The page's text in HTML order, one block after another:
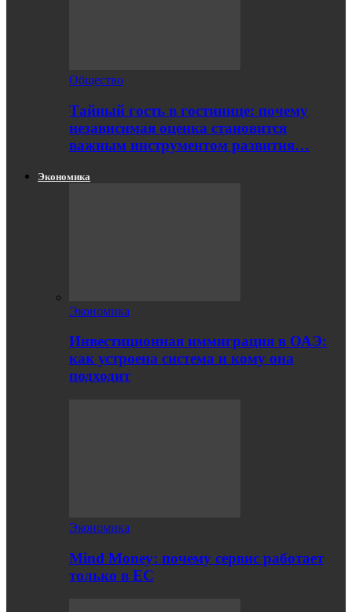
Общество
Тайный гость в гостинице: почему
независимая оценка становится
важным инструментом развития…
Экономика
Экономика
Инвестиционная иммиграция в ОАЭ:
как устроена система и кому она
подходит
Экономика
Mind Money: почему сервис работает
только в ЕС